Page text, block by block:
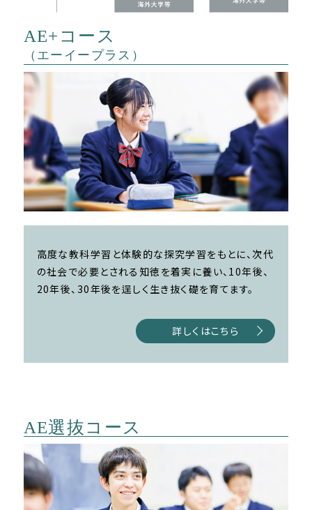
AE+コース
（エーイープラス）
高度な教科学習と体験的な探究学習をもとに、次代
の社会で必要とされる知徳を着実に養い、10年後、
20年後、30年後を逞しく生き抜く礎を育てます。
詳しくはこちら
AE選抜コース